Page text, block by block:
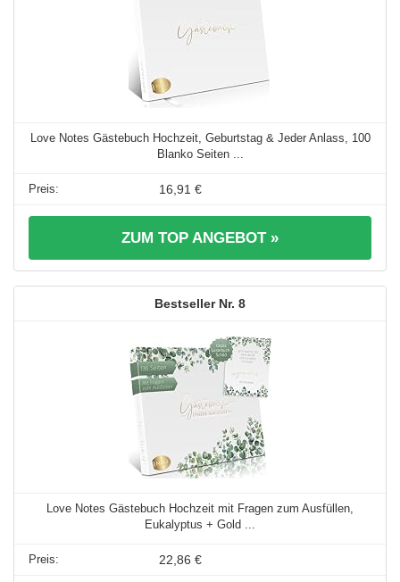
Love Notes Gästebuch Hochzeit, Geburtstag & Jeder Anlass, 100
Blanko Seiten ...
16,91 €
ZUM TOP ANGEBOT »
8
Love Notes Gästebuch Hochzeit mit Fragen zum Ausfüllen,
Eukalyptus + Gold ...
22,86 €